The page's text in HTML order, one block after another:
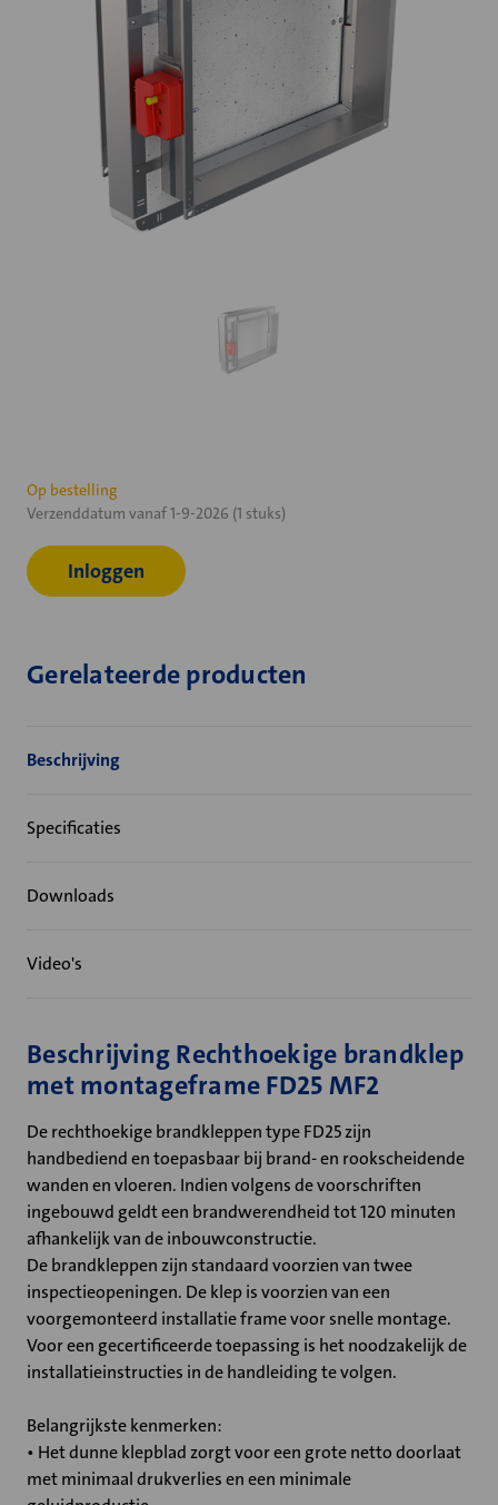
Huidige
voorraad:
Op bestelling
Verzenddatum vanaf 1-9-2026 (1 stuks)
Inloggen
Gerelateerde producten
Beschrijving
Specificaties
Downloads
Video's
Beschrijving Rechthoekige brandklep
met montageframe FD25 MF2
De rechthoekige brandkleppen type FD25 zijn
handbediend en toepasbaar bij brand- en rookscheidende
wanden en vloeren. Indien volgens de voorschriften
ingebouwd geldt een brandwerendheid tot 120 minuten
afhankelijk van de inbouwconstructie.
De brandkleppen zijn standaard voorzien van twee
inspectieopeningen. De klep is voorzien van een
voorgemonteerd installatie frame voor snelle montage.
Voor een gecertificeerde toepassing is het noodzakelijk de
installatieinstructies in de handleiding te volgen.
Belangrijkste kenmerken:
• Het dunne klepblad zorgt voor een grote netto doorlaat
met minimaal drukverlies en een minimale